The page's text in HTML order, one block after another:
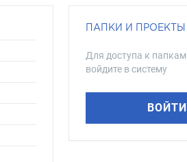
ПАПКИ И ПРОЕКТЫ
Для доступа к
войдите в систему
ВОЙТИ